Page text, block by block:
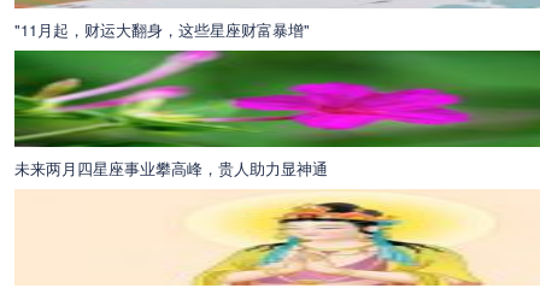
"11月起，财运大翻身，这些星座财富暴增"
未来两月四星座事业攀高峰，贵人助力显神通